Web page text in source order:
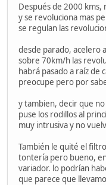
Después de 2000 kms,
y se revoluciona mas
se regulan las
desde parado, acelero
sobre 70km/h las
habrá pasado a raíz de
preocupe pero por
y tambien, decir que
puse los rodillos al
muy intrusiva y no
También le quité el
tontería pero bueno,
variador. lo podrían
que parece que